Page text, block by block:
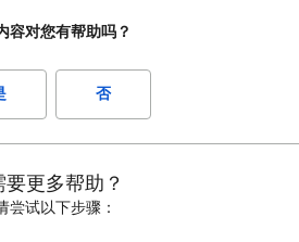
容对您有帮助吗？
否
要更多帮助？
尝试以下步骤：